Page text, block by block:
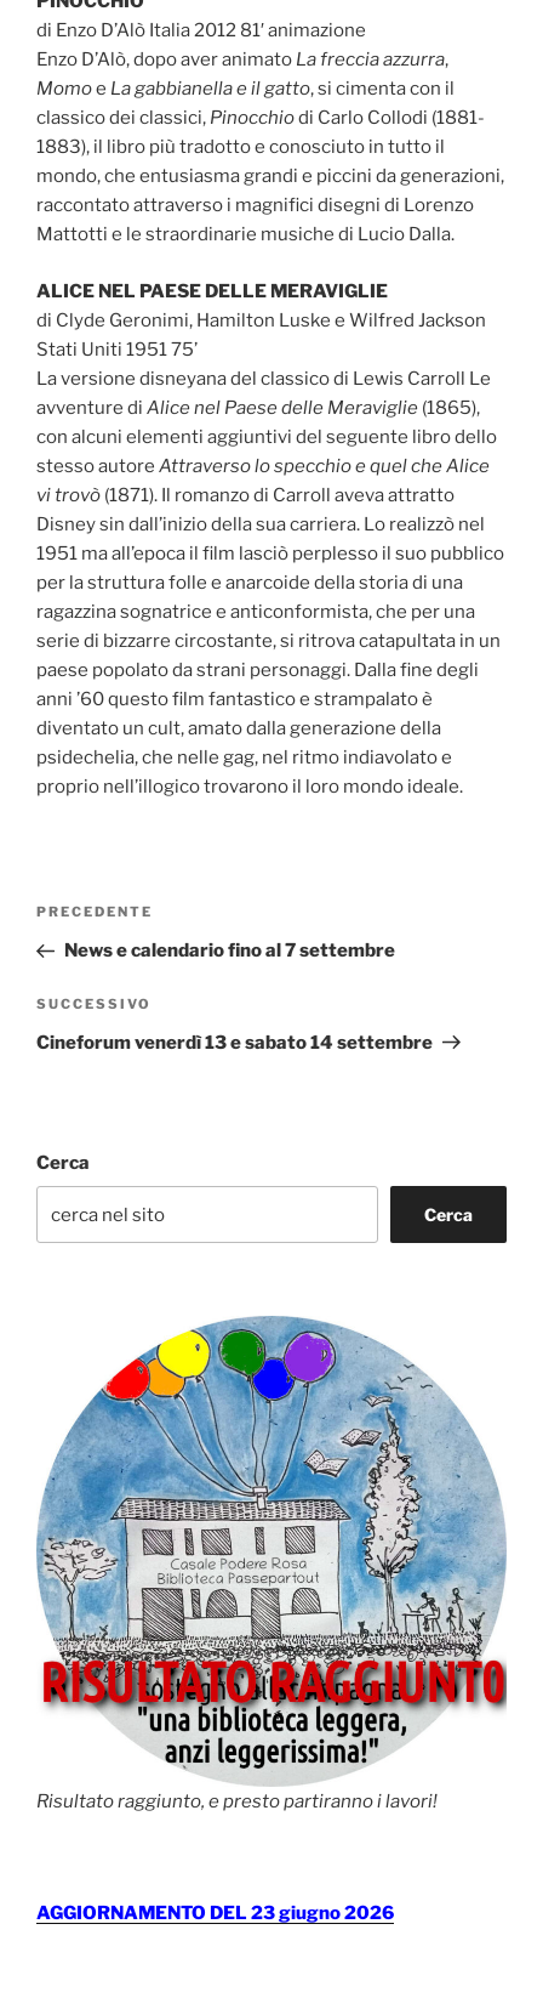
di Enzo D’Alò Italia 2012 81′ animazione
Enzo D’Alò, dopo aver animato La freccia azzurra,
Momoe La gabbianella e il gatto, si cimenta con il
classico dei classici, Pinocchiodi Carlo Collodi (1881-
1883), il libro più tradotto e conosciuto in tutto il
mondo, che entusiasma grandi e piccini da generazioni,
raccontato attraverso i magnifici disegni di Lorenzo
Mattotti e le straordinarie musiche di Lucio Dalla.
ALICE NEL PAESE DELLE MERAVIGLIE
di Clyde Geronimi, Hamilton Luske e Wilfred Jackson
Stati Uniti 1951 75’
La versione disneyana del classico di Lewis Carroll Le
avventure di Alice nel Paese delle Meraviglie (1865),
con alcuni elementi aggiuntivi del seguente libro dello
stesso autore Attraverso lo specchio e quel che Alice
vi trovò (1871). Il romanzo di Carroll aveva attratto
Disney sin dall’inizio della sua carriera. Lo realizzò nel
1951 ma all’epoca il film lasciò perplesso il suo pubblico
per la struttura folle e anarcoide della storia di una
ragazzina sognatrice e anticonformista, che per una
serie di bizzarre circostante, si ritrova catapultata in un
paese popolato da strani personaggi. Dalla fine degli
anni ’60 questo film fantastico e strampalato è
diventato un cult, amato dalla generazione della
psidechelia, che nelle gag, nel ritmo indiavolato e
proprio nell’illogico trovarono il loro mondo ideale.
Navigazione
Articolo
precedente:
PRECEDENTE
News e calendario fino al 7 settembre
Articolo
successivo
SUCCESSIVO
Cineforum venerdì 13 e sabato 14 settembre
Cerca
Cerca
Risultato raggiunto, e presto partiranno i lavori!
AGGIORNAMENTO DEL 23 giugno 2026